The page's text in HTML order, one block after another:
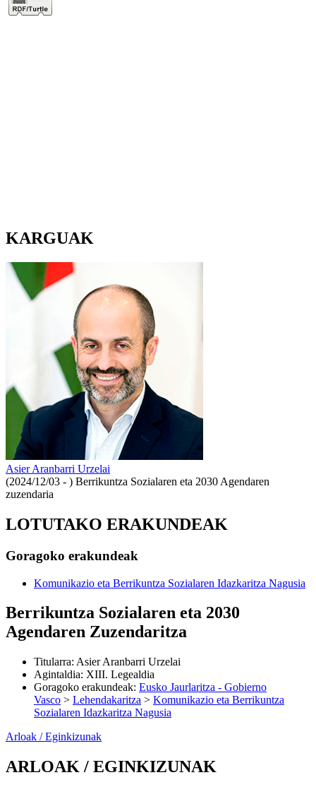
KARGUAK
Asier Aranbarri Urzelai
(2024/12/03 - ) Berrikuntza Sozialaren eta 2030 Agendaren
zuzendaria
LOTUTAKO ERAKUNDEAK
Goragoko erakundeak
Komunikazio eta Berrikuntza Sozialaren Idazkaritza Nagusia
Berrikuntza Sozialaren eta 2030
Agendaren Zuzendaritza
Titularra: Asier Aranbarri Urzelai
Agintaldia: XIII. Legealdia
Goragoko erakundeak: Eusko Jaurlaritza - Gobierno
Vasco > Lehendakaritza > Komunikazio eta Berrikuntza
Sozialaren Idazkaritza Nagusia
Arloak / Eginkizunak
ARLOAK / EGINKIZUNAK